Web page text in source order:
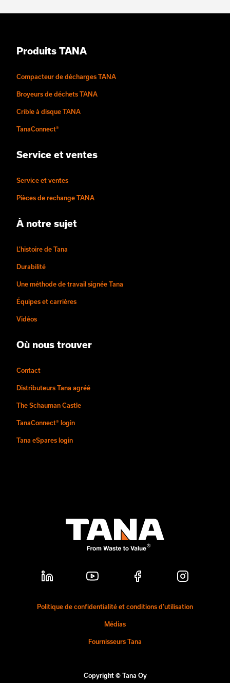
Produits TANA
Compacteur de décharges TANA
Broyeurs de déchets TANA
Crible à disque TANA
TanaConnect®
Service et ventes
Service et ventes
Pièces de rechange TANA
À notre sujet
L’histoire de Tana
Durabilité
Une méthode de travail signée Tana
Équipes et carrières
Vidéos
Où nous trouver
Contact
Distributeurs Tana agréé
The Schauman Castle
TanaConnect® login
Tana eSpares login
Politique de confidentialité et conditions d’utilisation
Médias
Fournisseurs Tana
Copyright © Tana Oy